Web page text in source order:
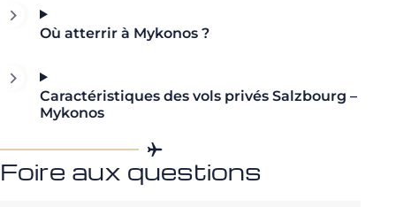
Où atterrir à Mykonos ?
Caractéristiques des vols privés Salzbourg –
Mykonos
Foire aux questions